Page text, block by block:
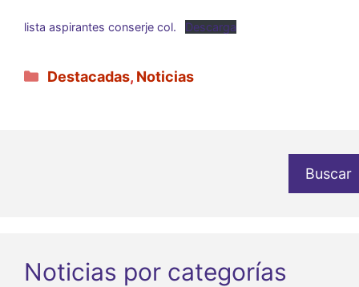
lista aspirantes conserje col. Descarga
Categorías
Destacadas, Noticias
Buscar
Noticias por categorías